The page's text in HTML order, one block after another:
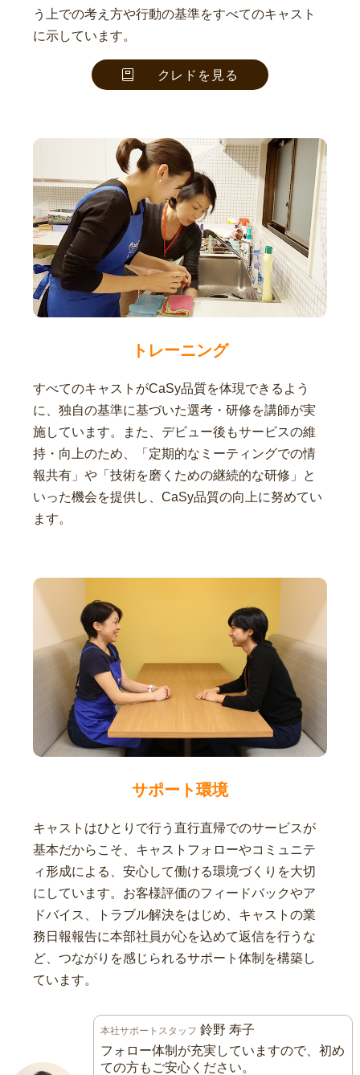
う上での考え方や行動の基準をすべてのキャスト
に示しています。
クレドを見る
トレーニング
すべてのキャストがCaSy品質を体現できるよう
に、独自の基準に基づいた選考・研修を講師が実
施しています。また、デビュー後もサービスの維
持・向上のため、「定期的なミーティングでの情
報共有」や「技術を磨くための継続的な研修」と
いった機会を提供し、CaSy品質の向上に努めてい
ます。
サポート環境
キャストはひとりで行う直行直帰でのサービスが
基本だからこそ、キャストフォローやコミュニテ
ィ形成による、安心して働ける環境づくりを大切
にしています。お客様評価のフィードバックやア
ドバイス、トラブル解決をはじめ、キャストの業
務日報報告に本部社員が心を込めて返信を行うな
ど、つながりを感じられるサポート体制を構築し
ています。
本社サポートスタッフ 鈴野 寿子
フォロー体制が充実していますので、初め
ての方もご安心ください。